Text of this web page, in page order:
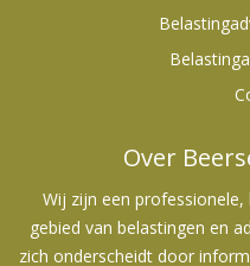
Over
Wij zijn een
gebied van belastingen en
zich onderscheidt door